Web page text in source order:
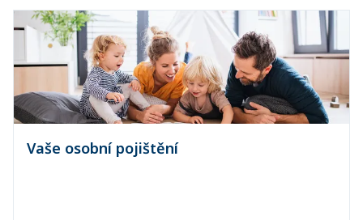
Vaše osobní pojištění